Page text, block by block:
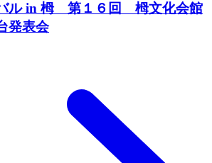
ル in 栂 第１６回 栂文化会館
発表会